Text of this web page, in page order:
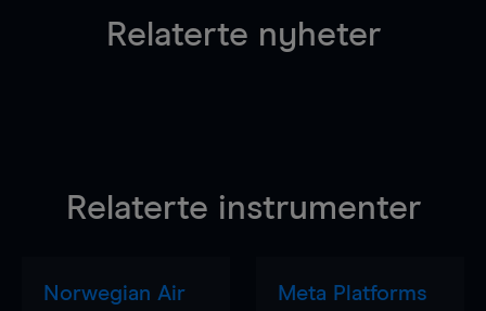
Relaterte nyheter
Relaterte instrumenter
Norwegian Air
Meta Platforms